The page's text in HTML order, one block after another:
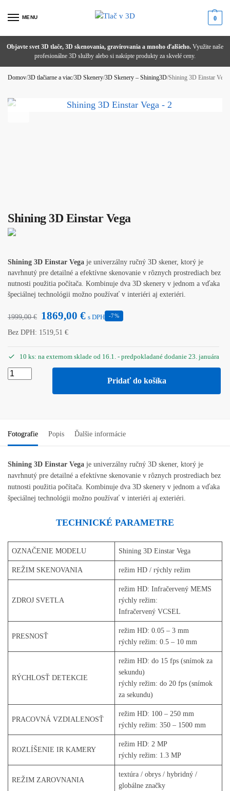
MENU 0
Objavte svet 3D tlače, 3D skenovania, gravírovania a mnoho ďalšieho.
Doprava už od 1,99 € nad 100 € s DPH zadarmo
Zľava 1 % pri platbe prevodom!
Potrebujete poradiť alebo ste nenašli správny produkt?
Domov/3D tlačiarne a viac/3D Skenery/3D Skenery – Shining3D/Shining 3D Einstar Vega
Shining 3D Einstar Vega
1999,00€ 1869,00 € s DPH -7%
Bez DPH: 1519,51 €
Shining 3D Einstar Vega je univerzálny ručný 3D skener, ktorý je
navrhnutý pre detailné a efektívne skenovanie v rôznych prostrediach bez
nutnosti použitia počítača. Kombinuje dva 3D skenery v jednom a vďaka
špeciálnej technológii možno používať v interiéri aj exteriéri.
10 ks: na externom sklade od 16.1. - predpokladané dodanie 23. januára
Pridať do košíka
Fotografie Popis Ďalšie informácie
Shining 3D Einstar Vega je univerzálny ručný 3D skener, ktorý je
navrhnutý pre detailné a efektívne skenovanie v rôznych prostrediach bez
nutnosti použitia počítača. Kombinuje dva 3D skenery v jednom a vďaka
špeciálnej technológii možno používať v interiéri aj exteriéri.
TECHNICKÉ PARAMETRE
OZNAČENIE MODELU Shining 3D Einstar Vega
REŽIM SKENOVANIA režim HD / rýchly režim
ZDROJ SVETLA
režim HD: Infračervený MEMS
rýchly režim:
Infračervený VCSEL
PRESNOSŤ
režim HD: 0.05 – 3 mm
rýchly režim: 0.5 – 10 mm
RÝCHLOSŤ DETEKCIE
režim HD: do 15 fps (snímok za
sekundu)
rýchly režim: do 20 fps (snímok
za sekundu)
PRACOVNÁ VZDIALENOSŤ
režim HD: 100 – 250 mm
rýchly režim: 350 – 1500 mm
ROZLÍŠENIE IR KAMERY
režim HD: 2 MP
rýchly režim: 1.3 MP
REŽIM ZAROVNANIA
textúra / obrys / hybridný /
globálne značky